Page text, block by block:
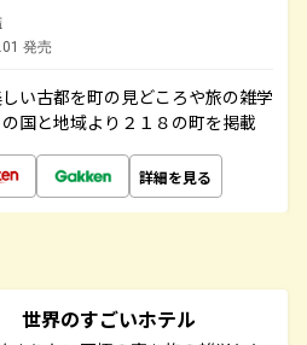
発売
い古都を町の見どころや旅の雑学
国と地域より２１８の町を掲載
詳細を見る
世界のすごいホテル